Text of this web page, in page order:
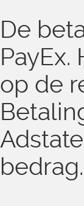
De
op de
bedrag.